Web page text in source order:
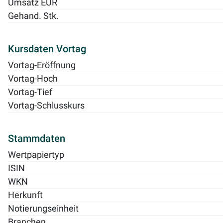
Umsatz EUR
Gehand. Stk.
Kursdaten Vortag
Vortag-Eröffnung
Vortag-Hoch
Vortag-Tief
Vortag-Schlusskurs
Stammdaten
Wertpapiertyp
ISIN
WKN
Herkunft
Notierungseinheit